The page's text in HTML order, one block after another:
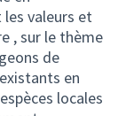
valeurs et
, sur le thème
de
en
locales